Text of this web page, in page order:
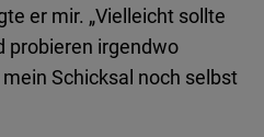
er mir. „Vielleicht sollte
probieren irgendwo
Schicksal noch selbst